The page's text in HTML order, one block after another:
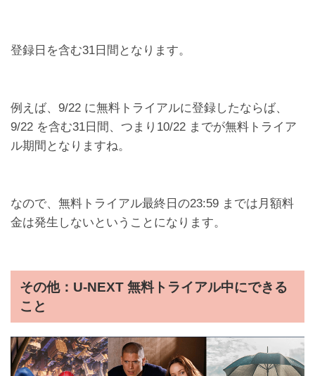
登録日を含む31日間となります。
例えば、9/22 に無料トライアルに登録したならば、
9/22 を含む31日間、つまり10/22 までが無料トライア
ル期間となりますね。
なので、無料トライアル最終日の23:59 までは月額料
金は発生しないということになります。
その他：U-NEXT 無料トライアル中にできる
こと